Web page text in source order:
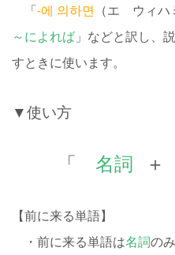
「-에 의하면 （エ ウィハ
～によれば 」などと訳し、
すときに使います。
▼使い方
「 名詞 ＋
【前に来る単語】
・前に来る単語は名詞のみ